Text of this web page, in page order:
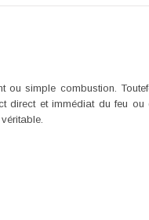
ou simple combustion.
et immédiat du feu ou